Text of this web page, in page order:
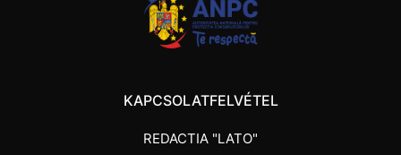
KAPCSOLATFELVÉTEL
REDACTIA "LATO"